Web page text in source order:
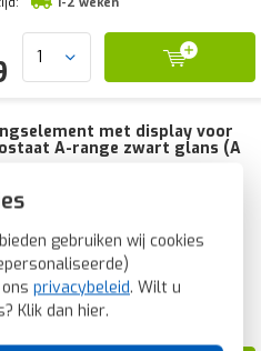
gebruiken wij cookies
privacybeleid. Wilt u
Klik dan hier.
met display voor
A-range zwart glans (A
voor handmatige en
van echt glas. Excl. binnenwerk en
stuk(s)
1-2 weken